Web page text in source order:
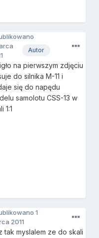
Autor
na pierwszym zdjęciu
do silnika M-11 i
się do napędu
samolotu CSS-13 w
1:1
1
2011
tak myslalem ze do skali